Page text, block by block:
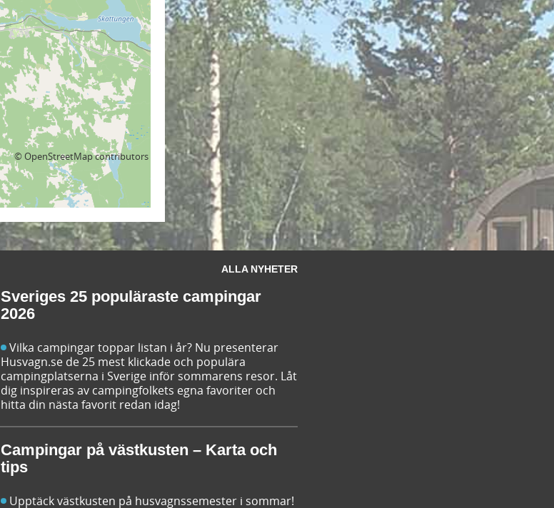
© OpenStreetMapcontributors
ALLA NYHETER
Sveriges 25 populäraste campingar
2026
Vilka campingar toppar listan i år? Nu presenterar
Husvagn.se de 25 mest klickade och populära
campingplatserna i Sverige inför sommarens resor. Låt
dig inspireras av campingfolkets egna favoriter och
hitta din nästa favorit redan idag!
Campingar på västkusten – Karta och
tips
Upptäck västkusten på husvagnssemester i sommar!